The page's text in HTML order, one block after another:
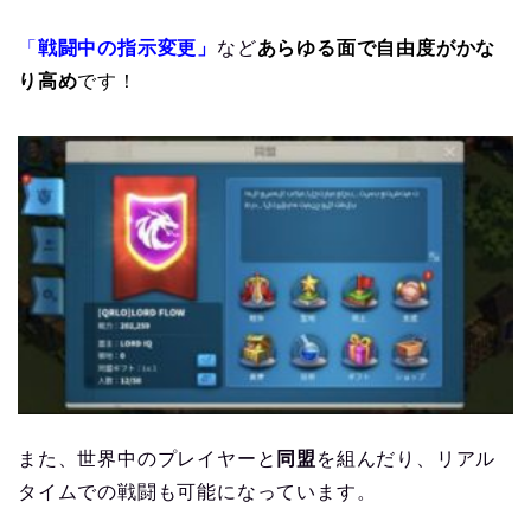
「 戦闘中の指示変更」 などあらゆる面で自由度がかな
り高めです！
また、世界中のプレイヤーと 同盟 を組んだり、リアル
タイムでの戦闘も可能になっています。